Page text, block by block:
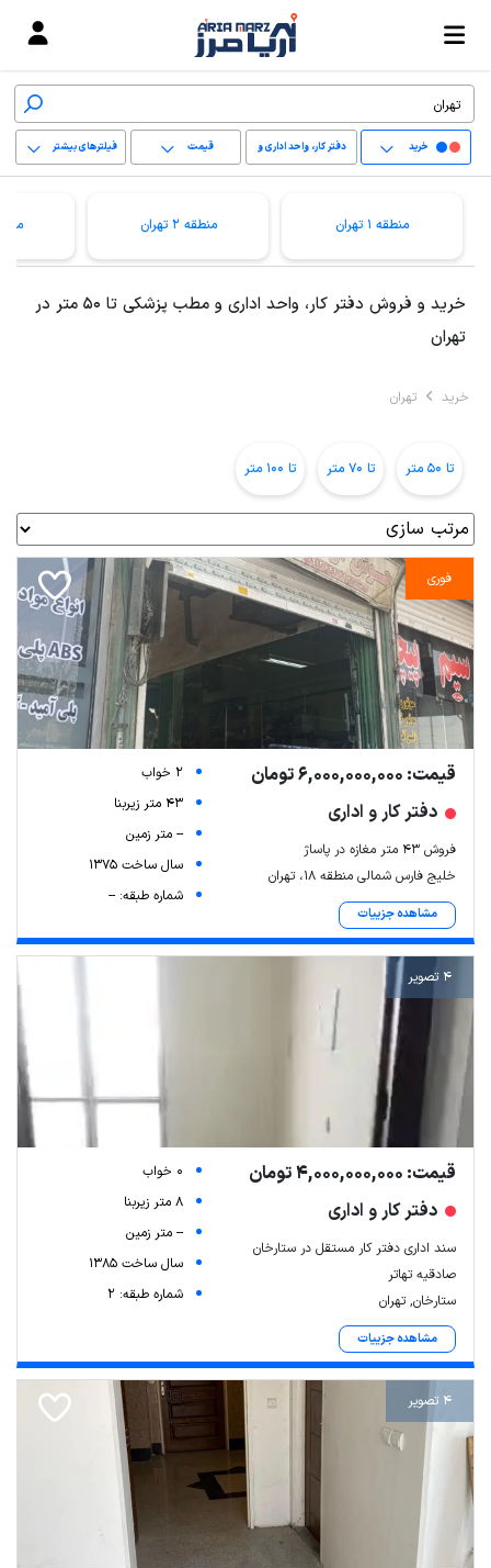
خرید دفتر کار، واحد اداری و
مطب پزشکی
قیمت فیلترهای بیشتر
پاک کردن محدوده
منطقه 1 تهران منطقه 2 تهران منطقه
خرید و فروش دفتر کار، واحد اداری و مطب پزشکی تا 50 متر در
تهران
خرید تهران
تا 50 متر تا 70 متر تا 100 متر
فوری
قیمت: 6,000,000,000 تومان
دفتر کار و اداری
فروش ۴۳ متر مغازه در پاساژ
خلیج فارس شمالی منطقه 18، تهران
مشاهده جزییات
2 خواب
43 متر زیربنا
-- متر زمین
سال ساخت 1375
شماره طبقه: --
4 تصویر
قیمت: 4,000,000,000 تومان
دفتر کار و اداری
سند اداری دفتر کار مستقل در ستارخان
صادقیه تهاتر
ستارخان, تهران
مشاهده جزییات
0 خواب
8 متر زیربنا
-- متر زمین
سال ساخت 1385
شماره طبقه: 2
4 تصویر